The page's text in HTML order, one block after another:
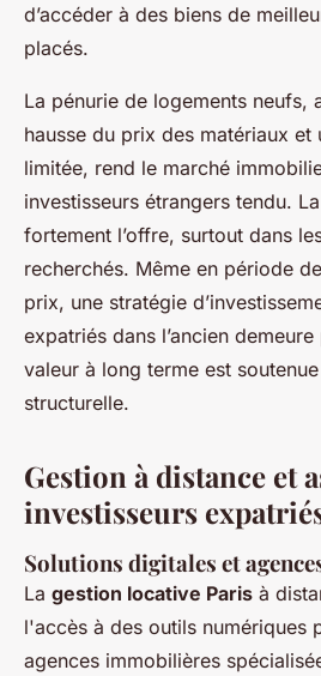
d’accéder à des biens de
placés.
La pénurie de logements neufs,
hausse du prix des matériaux
limitée, rend le marché
investisseurs étrangers tendu.
fortement l’offre, surtout dans
recherchés. Même en période
prix, une stratégie
expatriés dans l’ancien
valeur à long terme est
structurelle.
Gestion à distance et
investisseurs
Solutions digitales et
La gestion locative Paris à
l'accès à des outils numériques
agences immobilières